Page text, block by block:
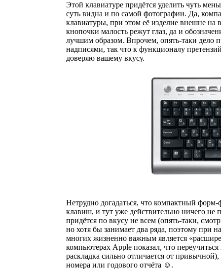
Этой клавиатуре придётся уделить чуть
суть видна и по самой фотографии. Да,
клавиатуры, при этом её изделие внешне на
кнопочки малость режут глаз, да и
лучшим образом. Впрочем, опять-таки дело
надписями, так что к функционалу
доверяю вашему вкусу.
Нетрудно догадаться, что компактный
клавиш, и тут уже действительно ничего
придётся по вкусу не всем (опять-таки,
но хотя бы занимает два ряда, поэтому при
многих жизненно важным является
компьютерах Apple показал, что
раскладка сильно отличается от
номера или годового отчёта ☺.